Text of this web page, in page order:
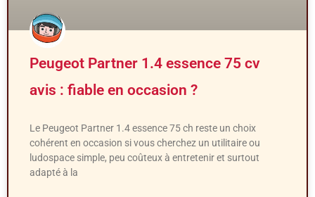
Peugeot Partner 1.4 essence 75 cv
avis : fiable en occasion ?
Le Peugeot Partner 1.4 essence 75 ch reste un choix
cohérent en occasion si vous cherchez un utilitaire ou
ludospace simple, peu coûteux à entretenir et surtout
adapté à la